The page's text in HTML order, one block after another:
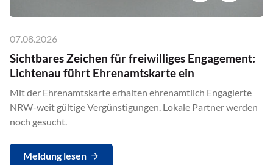
07.08.2026
Sichtbares Zeichen für freiwilliges Engagement:
Lichtenau führt Ehrenamtskarte ein
Mit der Ehrenamtskarte erhalten ehrenamtlich Engagierte
NRW-weit gültige Vergünstigungen. Lokale Partner werden
noch gesucht.
Meldung lesen